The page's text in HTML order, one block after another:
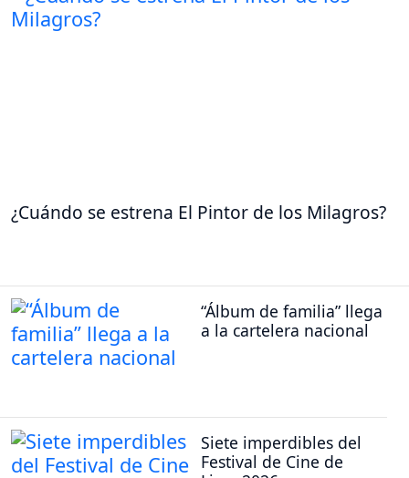
¿Cuándo se estrena El Pintor de los Milagros?
“Álbum de familia” llega
a la cartelera nacional
Siete imperdibles del
Festival de Cine de